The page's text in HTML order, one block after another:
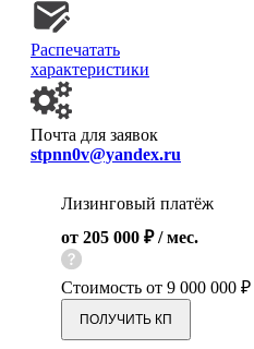
Распечатать
характеристики
Почта для заявок
stpnn0v@yandex.ru
Лизинговый платёж
от 205 000 ₽ / мес.
Стоимость от 9 000 000 ₽
ПОЛУЧИТЬ КП